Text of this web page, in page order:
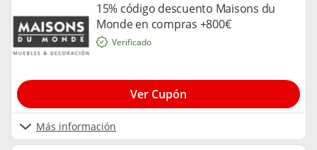
15% código descuento Maisons du
Monde en compras +800€
Más información
Verificado
Ver Cupón